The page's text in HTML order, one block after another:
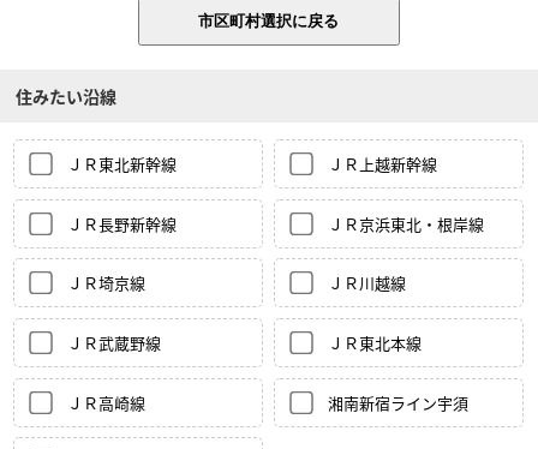
住みたい沿線
ＪＲ東北新幹線 ＪＲ上越新幹線
ＪＲ長野新幹線 ＪＲ京浜東北・根岸線
ＪＲ埼京線 ＪＲ川越線
ＪＲ武蔵野線 ＪＲ東北本線
ＪＲ高崎線 湘南新宿ライン宇須